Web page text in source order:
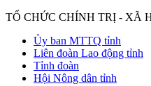
TỔ CHỨC CHÍNH TRỊ - XÃ
Ủy ban MTTQ tỉnh
Liên đoàn Lao động tỉnh
Tỉnh đoàn
Hội Nông dân tỉnh